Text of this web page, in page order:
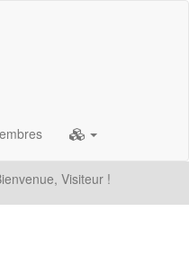
Visiteur !